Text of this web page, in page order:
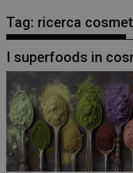
Tag: ricerca
I superfoods in